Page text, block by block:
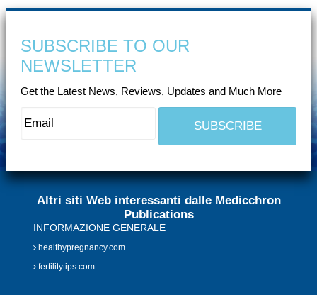
SUBSCRIBE TO OUR
NEWSLETTER
Get the Latest News, Reviews, Updates and Much More
Altri siti Web interessanti dalle Medicchron
Publications
INFORMAZIONE GENERALE
healthypregnancy.com
fertilitytips.com